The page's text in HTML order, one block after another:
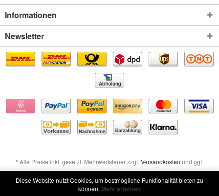
Informationen
Newsletter
* Alle Preise inkl. gesetzl. Mehrwertsteuer zzgl. Versandkosten und ggf.
Nachnahmegebühren, wenn nicht anders beschrieben
Widerruf erklären
Diese Website nutzt Cookies, um bestmögliche Funktionalität bieten zu
können. Mehr erfahren